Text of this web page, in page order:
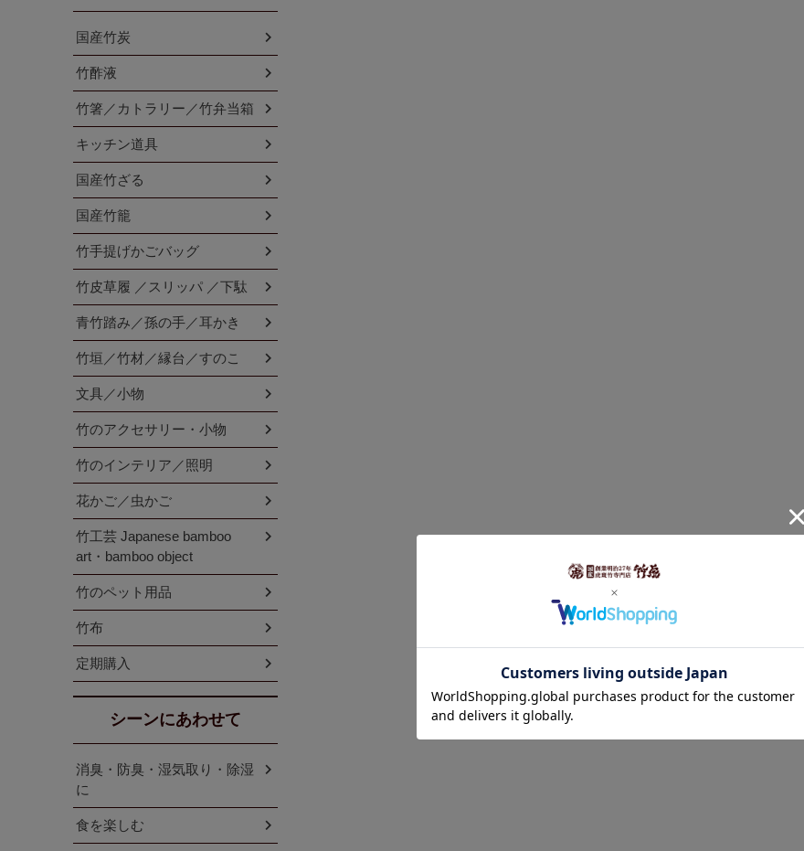
国産竹炭
竹酢液
竹箸／カトラリー／竹弁当箱
キッチン道具
国産竹ざる
国産竹籠
竹手提げかごバッグ
竹皮草履 ／スリッパ ／下駄
青竹踏み／孫の手／耳かき
竹垣／竹材／縁台／すのこ
文具／小物
竹のアクセサリー・小物
竹のインテリア／照明
花かご／虫かご
竹工芸 Japanese bamboo
art・bamboo object
竹のペット用品
竹布
定期購入
シーンにあわせて
消臭・防臭・湿気取り・除湿
に
食を楽しむ